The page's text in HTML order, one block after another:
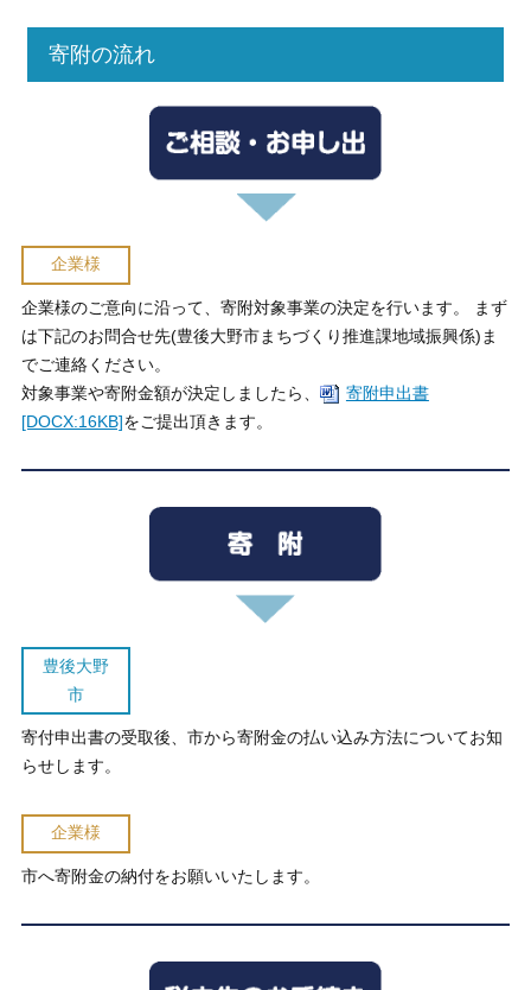
寄附の流れ
企業様
企業様のご意向に沿って、寄附対象事業の決定を行います。 まず
は下記のお問合せ先(豊後大野市まちづくり推進課地域振興係)ま
でご連絡ください。
対象事業や寄附金額が決定しましたら、
寄附申出書
[DOCX:16KB] をご提出頂きます。
豊後大野
市
寄付申出書の受取後、市から寄附金の払い込み方法についてお知
らせします。
企業様
市へ寄附金の納付をお願いいたします。